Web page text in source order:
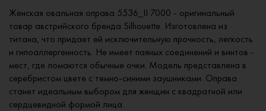
Женская овальная оправа 5536_II 7000 - оригинальный
товар австрийского бренда Silhouette. Изготовлена из
титана, что придает ей исключительную прочность, легкость
и гипоаллергенность. Не имеет паяных соединений и винтов -
мест, где ломаются обычные очки. Модель представлена в
серебристом цвете с темно-синими заушниками. Оправа
станет идеальным выбором для женщин с квадратной или
сердцевидной формой лица.